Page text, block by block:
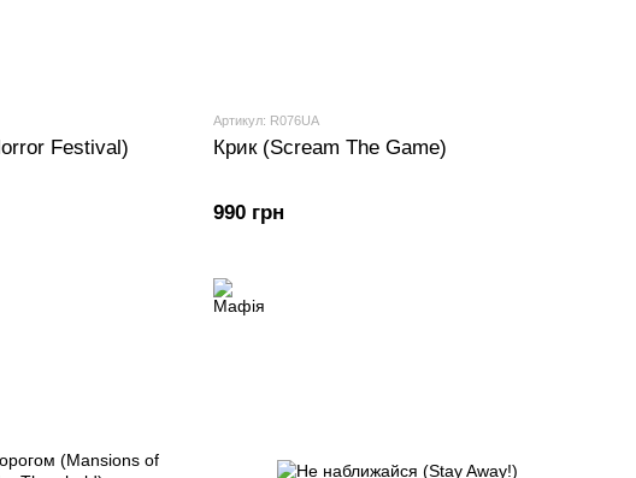
Festival)
Артикул: R076UA
Крик (Scream The Game)
990 грн